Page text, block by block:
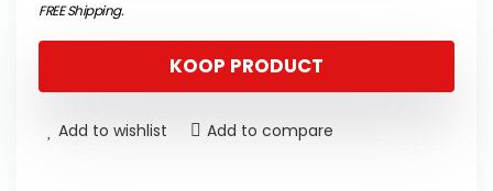
FREE Shipping.
KOOP PRODUCT
Add to wishlist Add to compare